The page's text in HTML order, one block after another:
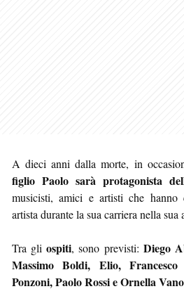
A dieci anni dalla morte, in
figlio Paolo sarà protagonista
musicisti, amici e artisti che
artista durante la sua carriera nella sua
Tra gliospiti, sono previsti: Diego
Massimo Boldi, Elio,
Ponzoni, Paolo Rossi e Ornella